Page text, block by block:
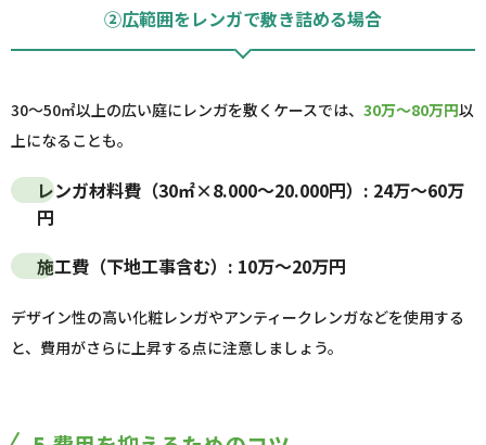
②広範囲をレンガで敷き詰める場合
30～50㎡以上の広い庭にレンガを敷くケースでは、 30万～80万円以
上になることも。
レンガ材料費（30㎡×8.000～20.000円）: 24万～60万
円
施工費（下地工事含む）: 10万～20万円
デザイン性の高い化粧レンガやアンティークレンガなどを使用する
と、費用がさらに上昇する点に注意しましょう。